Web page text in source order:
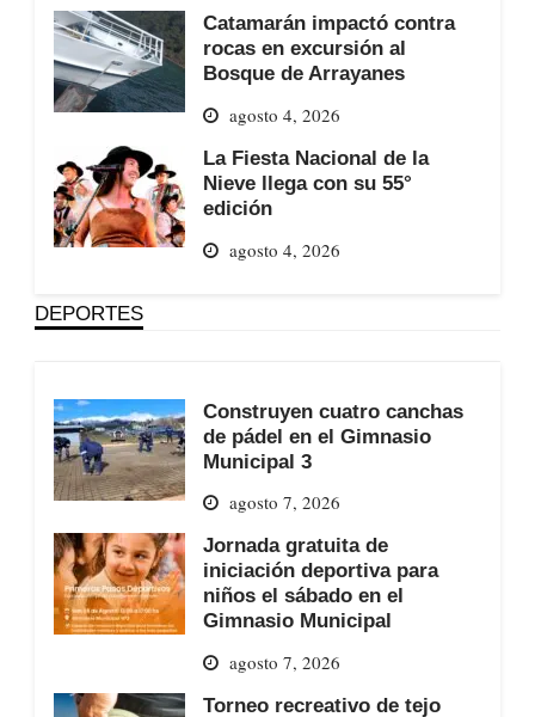
Catamarán impactó contra
rocas en excursión al
Bosque de Arrayanes
agosto 4, 2026
La Fiesta Nacional de la
Nieve llega con su 55°
edición
agosto 4, 2026
DEPORTES
Construyen cuatro canchas
de pádel en el Gimnasio
Municipal 3
agosto 7, 2026
Jornada gratuita de
iniciación deportiva para
niños el sábado en el
Gimnasio Municipal
agosto 7, 2026
Torneo recreativo de tejo